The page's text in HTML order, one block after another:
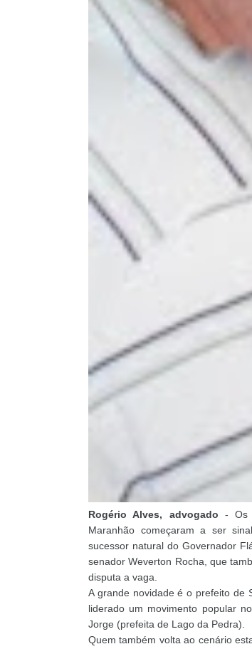
Rogério Alves, advogado - Os
Maranhão começaram a ser
sucessor natural do Governador
senador Weverton Rocha, que
disputa a vaga.
A grande novidade é o prefeito de
liderado um movimento popular
Jorge (prefeita de Lago da Pedra).
Quem também volta ao cenário